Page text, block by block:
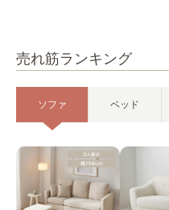
売れ筋ランキング
ソファ ベッド